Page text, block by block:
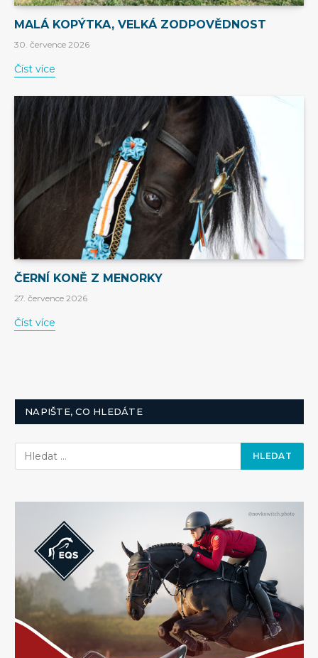
MALÁ KOPÝTKA, VELKÁ ZODPOVĚDNOST
30. července 2026
Číst více
ČERNÍ KONĚ Z MENORKY
27. července 2026
Číst více
NAPIŠTE, CO HLEDÁTE